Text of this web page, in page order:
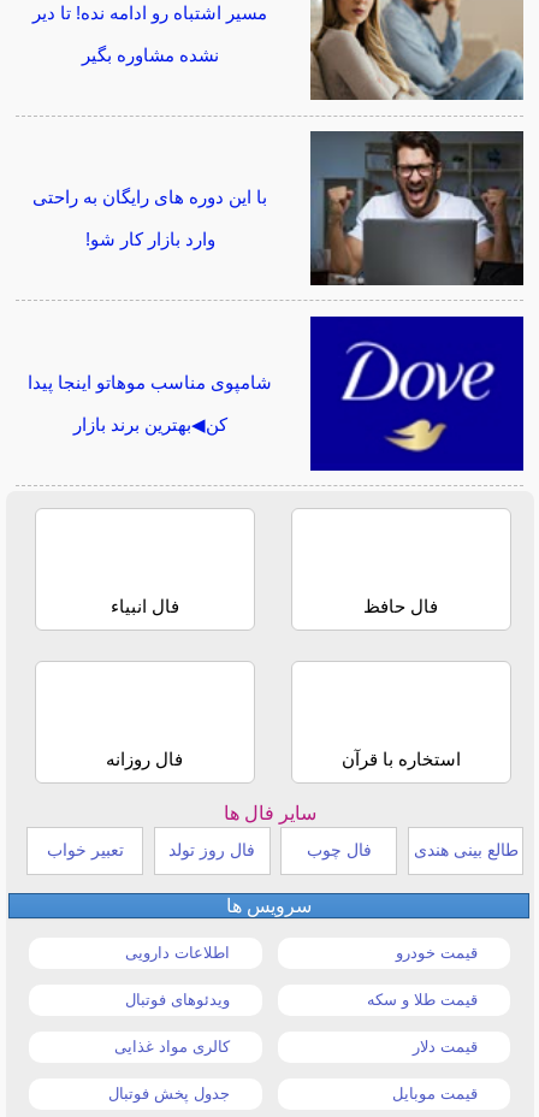
مسیر اشتباه رو ادامه نده! تا دیر
نشده مشاوره بگیر
با این دوره های رایگان به راحتی
وارد بازار کار شو!
شامپوی مناسب موهاتو اینجا پیدا
کن◀بهترین برند بازار
فال حافظ فال انبیاء
استخاره با قرآن فال روزانه
سایر فال ها
طالع بینی هندی فال چوب فال روز تولد تعبیر خواب
سرویس ها
قیمت خودرو اطلاعات دارویی
قیمت طلا و سکه ویدئوهای فوتبال
قیمت دلار کالری مواد غذایی
قیمت موبایل جدول پخش فوتبال